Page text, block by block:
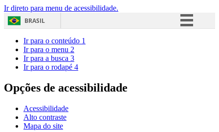
Ir direto para menu de acessibilidade.
BRASIL
Acesso à informação
Ir para o conteúdo 1
Ir para o menu 2
Ir para a busca 3
Ir para o rodapé 4
Opções de acessibilidade
Acessibilidade
Alto contraste
Mapa do site